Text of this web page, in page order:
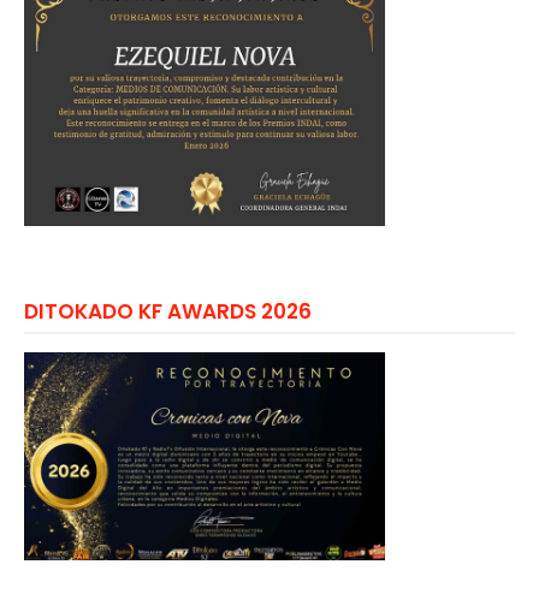
DITOKADO KF AWARDS 2026